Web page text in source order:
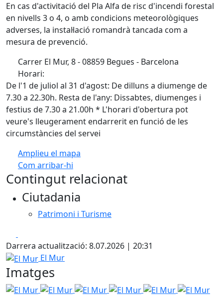
En cas d'activitació del Pla Alfa de risc d'incendi forestal
en nivells 3 o 4, o amb condicions meteorològiques
adverses, la instal·lació romandrà tancada com a
mesura de prevenció.
Carrer El Mur, 8 - 08859 Begues - Barcelona
Horari:
De l'1 de juliol al 31 d'agost: De dilluns a diumenge de
7.30 a 22.30h. Resta de l'any: Dissabtes, diumenges i
festius de 7.30 a 21.00h * L'horari d'obertura pot
veure's lleugerament endarrerit en funció de les
circumstàncies del servei
Amplieu el mapa
Com arribar-hi
+
−
Contingut relacionat
Ciutadania
Patrimoni i Turisme
Darrera actualització: 8.07.2026 | 20:31
El Mur
El Mur
Imatges
El Mur El Mur El Mur El Mur El Mur El Mur
El